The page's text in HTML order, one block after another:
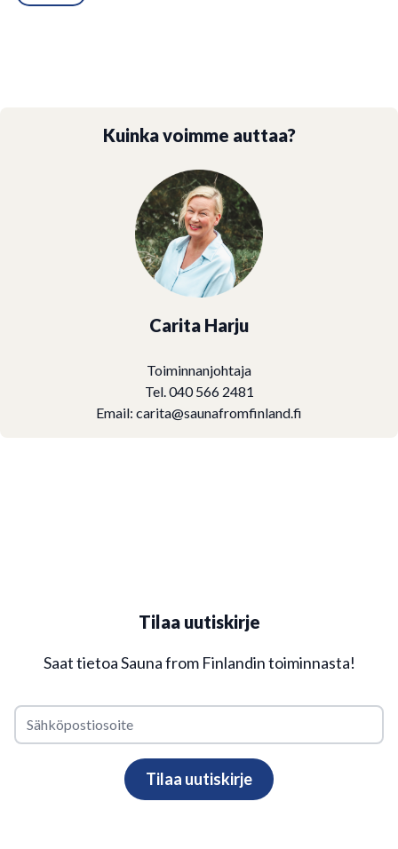
Kuinka voimme auttaa?
Carita Harju
Toiminnanjohtaja
Tel. 040 566 2481
Email: carita@saunafromfinland.fi
Tilaa uutiskirje
Saat tietoa Sauna from Finlandin toiminnasta!